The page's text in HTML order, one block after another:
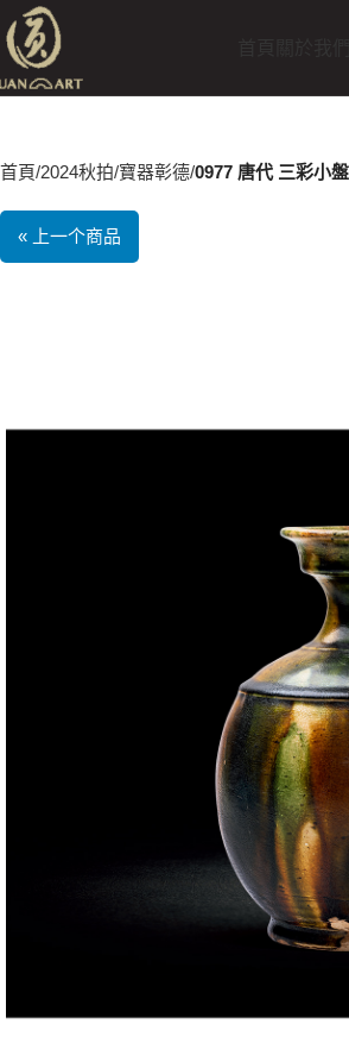
首頁 2024秋拍 寶器彰德 0977 唐代 三彩小
« 上一个商品